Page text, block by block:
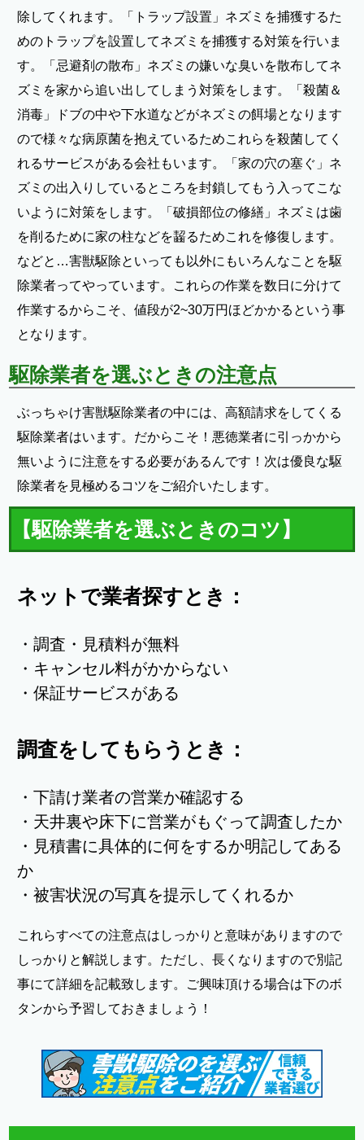
除してくれます。「トラップ設置」ネズミを捕獲するた
めのトラップを設置してネズミを捕獲する対策を行いま
す。「忌避剤の散布」ネズミの嫌いな臭いを散布してネ
ズミを家から追い出してしまう対策をします。「殺菌＆
消毒」ドブの中や下水道などがネズミの餌場となります
ので様々な病原菌を抱えているためこれらを殺菌してく
れるサービスがある会社もいます。「家の穴の塞ぐ」ネ
ズミの出入りしているところを封鎖してもう入ってこな
いように対策をします。「破損部位の修繕」ネズミは歯
を削るために家の柱などを齧るためこれを修復します。
などと…害獣駆除といっても以外にもいろんなことを駆
除業者ってやっています。これらの作業を数日に分けて
作業するからこそ、値段が2~30万円ほどかかるという事
となります。
駆除業者を選ぶときの注意点
ぶっちゃけ害獣駆除業者の中には、高額請求をしてくる
駆除業者はいます。だからこそ！悪徳業者に引っかから
無いように注意をする必要があるんです！次は優良な駆
除業者を見極めるコツをご紹介いたします。
【駆除業者を選ぶときのコツ】
ネットで業者探すとき：
・調査・見積料が無料
・キャンセル料がかからない
・保証サービスがある
調査をしてもらうとき：
・下請け業者の営業か確認する
・天井裏や床下に営業がもぐって調査したか
・見積書に具体的に何をするか明記してある
か
・被害状況の写真を提示してくれるか
これらすべての注意点はしっかりと意味がありますので
しっかりと解説します。ただし、長くなりますので別記
事にて詳細を記載致します。ご興味頂ける場合は下のボ
タンから予習しておきましょう！